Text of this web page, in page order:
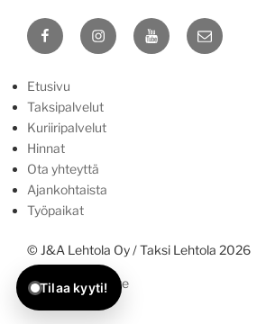
FacebookInstagramYouTubeSähköposti
Etusivu
Taksipalvelut
Kuriiripalvelut
Hinnat
Ota yhteyttä
Ajankohtaista
Työpaikat
© J&A Lehtola Oy / Taksi Lehtola 2026
Tietosuojaseloste
Näin saat meihin yhteyden:
Soita ja tilaa.
WhatsApp
Voit tilata myös viestillä.
Ennakkotilaus sähköpostilla
Ei-kiireelliset asiat / ennakkovaraukset
Tilaa kyyti!